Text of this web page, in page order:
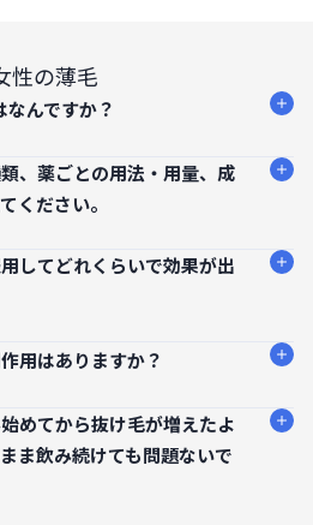
性の薄毛
なんですか？
、薬ごとの用法・用量、成
ください。
してどれくらいで効果が出
用はありますか？
めてから抜け毛が増えたよ
ま飲み続けても問題ないで